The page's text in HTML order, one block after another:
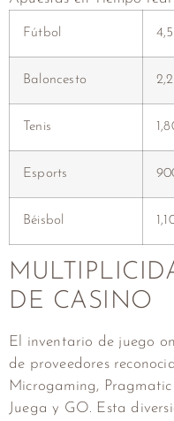
Fútbol
Baloncesto
Tenis
Esports
Béisbol
DE CASINO
El inventario de juego
de proveedores
Microgaming,
Juega y GO. Esta